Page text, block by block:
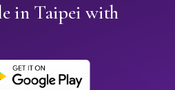
in Taipei with